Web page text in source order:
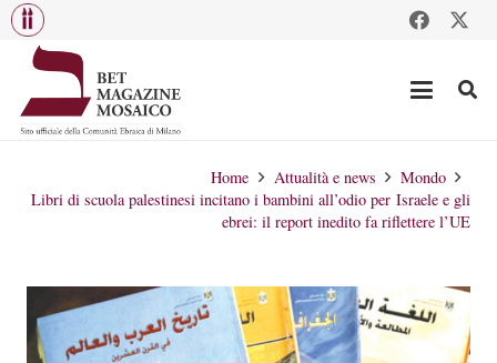
Home Attualità e news
Mondo
Libri di scuola palestinesi incitano i bambini all’odio per Israele e gli
ebrei: il report inedito fa riflettere l’UE